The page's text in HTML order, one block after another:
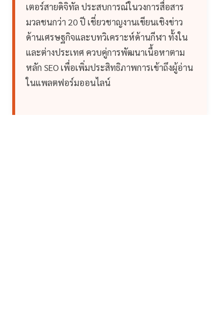
เตอร์สายดิจิทัล ประสบการณ์ในวงการสื่อสาร
มวลชนกว่า 20 ปี เชี่ยวชาญงานเขียนเชิงข่าว
ด้านเศรษฐกิจและบทวิเคราะห์ด้านกีฬา ทั้งใน
และต่างประเทศ ควบคู่การพัฒนาเนื้อหาตาม
หลัก SEO เพื่อเพิ่มประสิทธิภาพการเข้าถึงผู้อ่าน
ในแพลตฟอร์มออนไลน์